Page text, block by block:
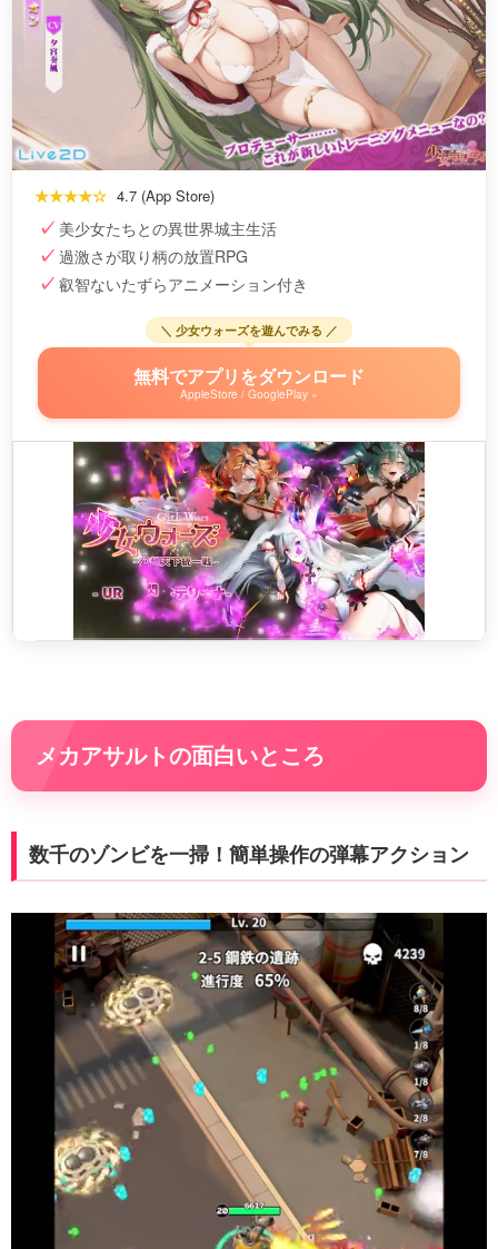
★★★★☆ 4.7 (App Store)
美少女たちとの異世界城主生活
過激さが取り柄の放置RPG
叡智ないたずらアニメーション付き
＼ 少女ウォーズを遊んでみる ／
無料でアプリをダウンロード
AppleStore / GooglePlay »
メカアサルトの面白いところ
数千のゾンビを一掃！簡単操作の弾幕アクション